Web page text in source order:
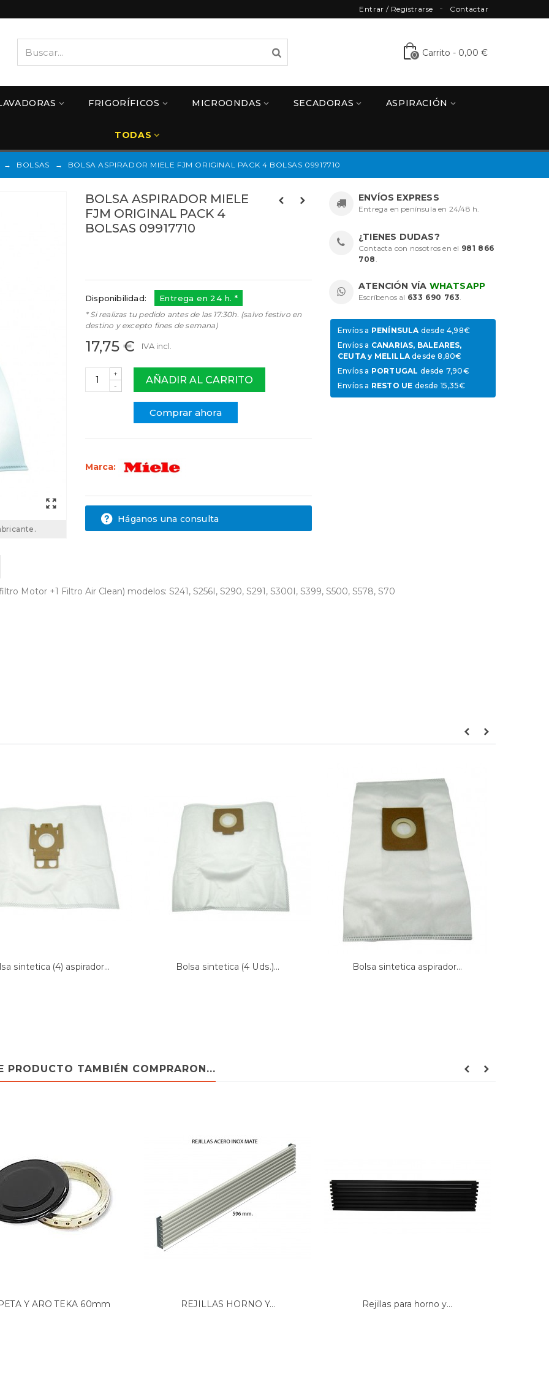
Contactar
Entrar / Registrarse
0 Carrito - 0,00 €
FRIGORÍFICOS MICROONDAS SECADORAS ASPIRACIÓN
TODAS
→ BOLSAS → BOLSA ASPIRADOR MIELE FJM ORIGINAL PACK 4 BOLSAS 09917710
BOLSA ASPIRADOR MIELE
FJM ORIGINAL PACK 4
BOLSAS 09917710
Disponibilidad: Entrega en 24 h. *
* Si realizas tu pedido antes de las 17:30h. (salvo festivo en
destino y excepto fines de semana)
17,75 € IVA incl.
-
+
AÑADIR AL CARRITO
Comprar ahora
Marca:
Háganos una consulta
ENVÍOS EXPRESS
Entrega en península en 24/48 h.
¿TIENES DUDAS?
Contacta con nosotros en el 981 866
708 .
ATENCIÓN VÍA WHATSAPP
Escríbenos al 633 690 763.
Envíos a PENÍNSULAdesde 4,98€
Envíos a CANARIAS, BALEARES,
CEUTA y MELILLAdesde 8,80€
Envíos a PORTUGAL desde 7,90€
Envíos a RESTO UE desde 15,35€
Motor +1 Filtro Air Clean) modelos: S241, S256I, S290, S291, S300I, S399, S500, S578, S70
sintetica (4) aspirador... Bolsa sintetica (4 Uds.)... Bolsa sintetica aspirador...
PRODUCTO TAMBIÉN COMPRARON...
Y ARO TEKA 60mm
REJILLAS HORNO Y... Rejillas para horno y...